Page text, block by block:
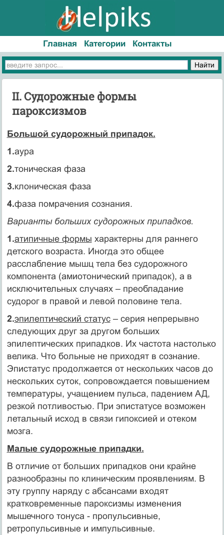
Главная Категории Контакты
II. Судорожные формы
пароксизмов
Большой судорожный припадок.
1.аура
2.тоническая фаза
3.клоническая фаза
4.фаза помрачения сознания.
Варианты больших судорожных припадков.
1.атипичные формы характерны для раннего
детского возраста. Иногда это общее
расслабление мышц тела без судорожного
компонента (амиотонический припадок), а в
исключительных случаях – преобладание
судорог в правой и левой половине тела.
2.эпилептический статус– серия непрерывно
следующих друг за другом больших
эпилептических припадков. Их частота настолько
велика. Что больные не приходят в сознание.
Эпистатус продолжается от нескольких часов до
нескольких суток, сопровождается повышением
температуры, учащением пульса, падением АД,
резкой потливостью. При эпистатусе возможен
летальный исход в связи гипоксией и отеком
мозга.
Малые судорожные припадки.
В отличие от больших припадков они крайне
разнообразны по клиническим проявлениям. В
эту группу наряду с абсансами входят
кратковременные пароксизмы изменения
мышечного тонуса - пропульсивные,
ретропульсивные и импульсивные.